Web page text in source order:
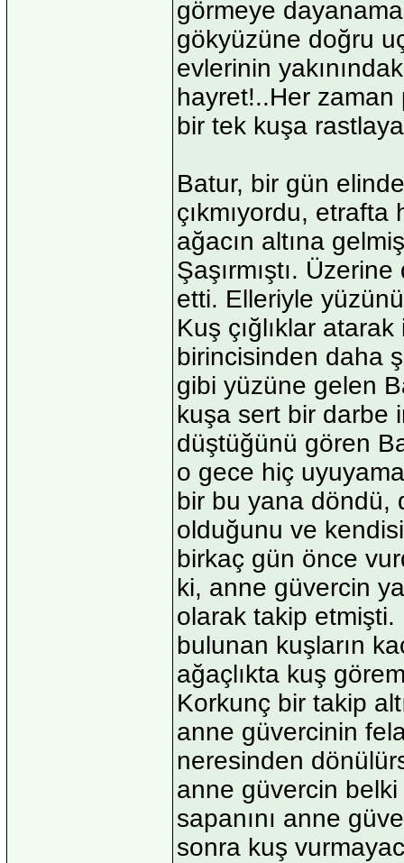
görmeye
gökyüzüne doğru
evlerinin
hayret!..Her
bir tek kuşa
Batur, bir gün
çıkmıyordu,
ağacın altına
Şaşırmıştı.
etti. Elleriyle
Kuş çığlıklar
birincisinden daha
gibi yüzüne gelen
kuşa sert bir darbe
düştüğünü gören
o gece hiç
bir bu yana döndü,
olduğunu ve
birkaç gün önce
ki, anne güvercin
olarak takip etmişti.
bulunan kuşların
ağaçlıkta kuş
Korkunç bir takip
anne güvercinin
neresinden
anne güvercin belki
sapanını anne
sonra kuş